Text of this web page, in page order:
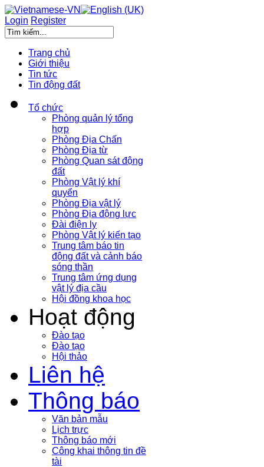
Login Register
Trang chủ
Giới thiệu
Tin tức
Tin động đất
Tổ chức
Phòng quản lý tổng
hợp
Phòng Địa Chấn
Phòng Địa từ
Phòng Quan sát động
đất
Phòng Vật lý khí
quyển
Phòng Địa vật lý
Phòng Địa động lực
Đài điện ly
Phòng Vật lý kiến tạo
Trung tâm báo tin
động đất và cảnh báo
sóng thần
Trung tâm ứng dụng
vật lý địa cầu
Hội đồng khoa học
Hoạt động
Đào tạo
Đào tạo
Hội thảo
Liên hệ
Thông báo
Văn bản mẫu
Lịch trực
Thông báo mới
Công khai thông tin đề
tài